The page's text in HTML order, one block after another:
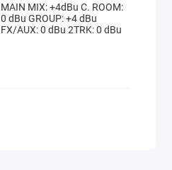
MAIN MIX: +4dBu C. ROOM:
0 dBu GROUP: +4 dBu
FX/AUX: 0 dBu 2TRK: 0 dBu